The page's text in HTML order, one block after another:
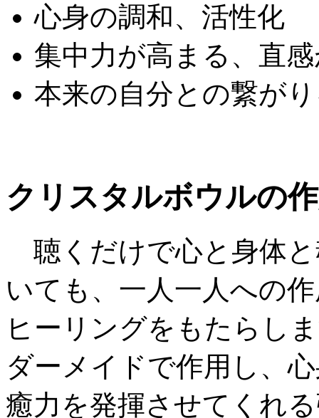
心身の調和、活性化
集中力が高まる、直
本来の自分との繋が
クリスタルボウルの
聴くだけで心と身体
いても、一人一人への
ヒーリングをもたらし
ダーメイドで作用し、
癒力を発揮させてくれ